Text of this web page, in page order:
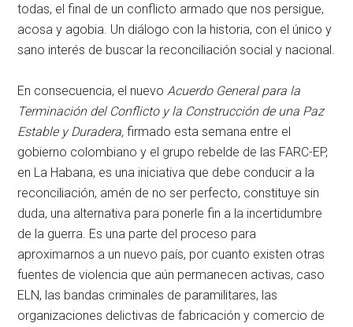
todas, el final de un conflicto armado que nos persigue,
acosa y agobia. Un diálogo con la historia, con el único y
sano interés de buscar la reconciliación social y nacional.
En consecuencia, el nuevo Acuerdo General para la
Terminación del Conflicto y la Construcción de una Paz
Estable y Duradera, firmado esta semana entre el
gobierno colombiano y el grupo rebelde de las FARC-EP,
en La Habana, es una iniciativa que debe conducir a la
reconciliación, amén de no ser perfecto, constituye sin
duda, una alternativa para ponerle fin a la incertidumbre
de la guerra. Es una parte del proceso para
aproximarnos a un nuevo país, por cuanto existen otras
fuentes de violencia que aún permanecen activas, caso
ELN, las bandas criminales de paramilitares, las
organizaciones delictivas de fabricación y comercio de